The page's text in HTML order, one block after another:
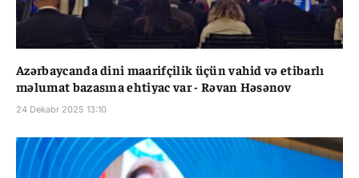
Azərbaycanda dini maarifçilik üçün vahid və etibarlı
məlumat bazasına ehtiyac var - Rəvan Həsənov
24 Dekabr 2025 13:10